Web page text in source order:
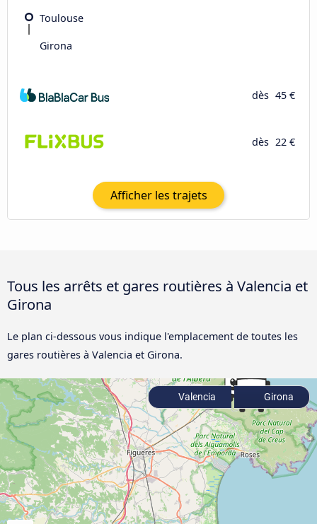
Toulouse
Girona
dès 45 €
dès 22 €
Afficher les trajets
Tous les arrêts et gares routières à Valencia et
Girona
Le plan ci-dessous vous indique l'emplacement de toutes les
gares routières à Valencia et Girona.
Valencia Girona